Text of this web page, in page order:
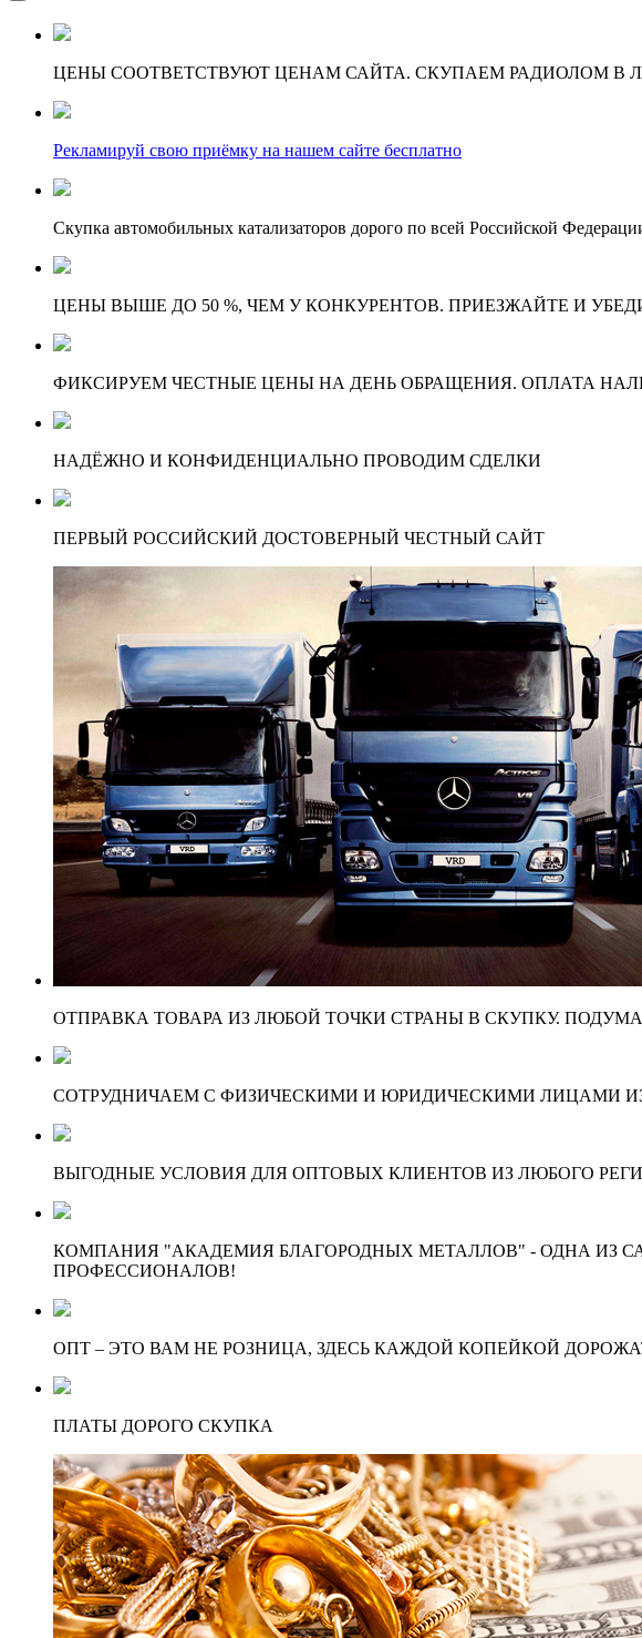
ЦЕНЫ СООТВЕТСТВУЮТ ЦЕНАМ САЙТА. СКУПАЕМ РАДИОЛОМ В
Рекламируй свою приёмку на нашем сайте бесплатно
Скупка автомобильных катализаторов дорого по всей Российской
ЦЕНЫ ВЫШЕ ДО 50 %, ЧЕМ У КОНКУРЕНТОВ. ПРИЕЗЖАЙТЕ И
ФИКСИРУЕМ ЧЕСТНЫЕ ЦЕНЫ НА ДЕНЬ ОБРАЩЕНИЯ. ОПЛАТА
НАДЁЖНО И КОНФИДЕНЦИАЛЬНО ПРОВОДИМ СДЕЛКИ
ПЕРВЫЙ РОССИЙСКИЙ ДОСТОВЕРНЫЙ ЧЕСТНЫЙ САЙТ
ОТПРАВКА ТОВАРА ИЗ ЛЮБОЙ ТОЧКИ СТРАНЫ В СКУПКУ.
СОТРУДНИЧАЕМ С ФИЗИЧЕСКИМИ И ЮРИДИЧЕСКИМИ ЛИЦАМИ
ВЫГОДНЫЕ УСЛОВИЯ ДЛЯ ОПТОВЫХ КЛИЕНТОВ ИЗ ЛЮБОГО
КОМПАНИЯ "АКАДЕМИЯ БЛАГОРОДНЫХ МЕТАЛЛОВ" - ОДНА ИЗ
ПРОФЕССИОНАЛОВ!
ОПТ – ЭТО ВАМ НЕ РОЗНИЦА, ЗДЕСЬ КАЖДОЙ КОПЕЙКОЙ
ПЛАТЫ ДОРОГО СКУПКА